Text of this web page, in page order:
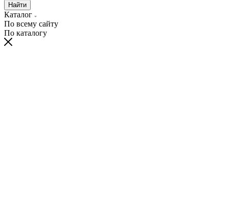
Найти
Каталог
По всему сайту
По каталогу